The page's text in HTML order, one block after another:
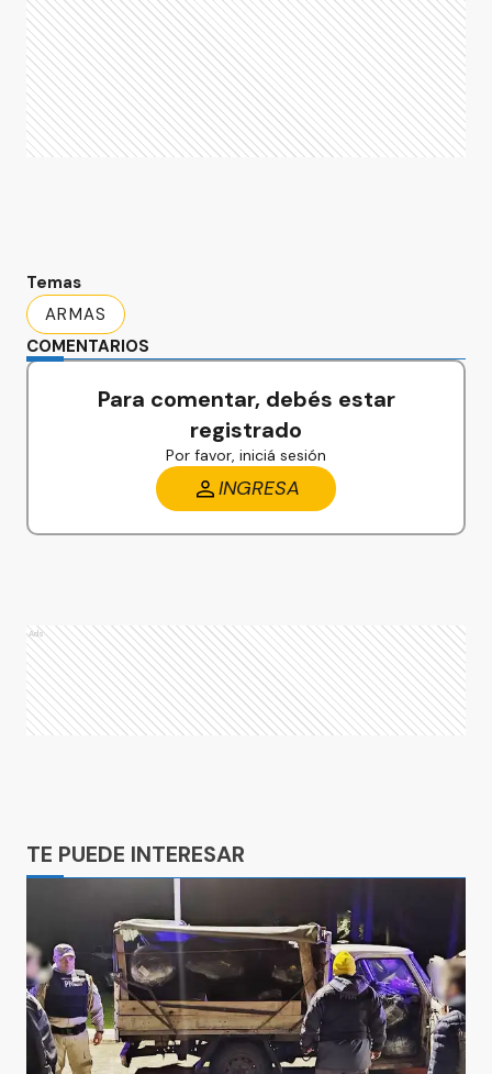
Temas
ARMAS
COMENTARIOS
Para comentar, debés estar
registrado
Por favor, iniciá sesión
INGRESA
Ads
TE PUEDE INTERESAR